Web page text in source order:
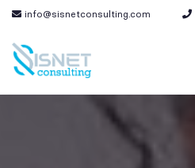
info@sisnetconsulting.com